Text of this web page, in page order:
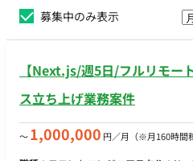
募集中のみ表示
【Next.js/週5日/フルリモー
ス立ち上げ業務案件
〜1,000,000 円／月 （※月160時間